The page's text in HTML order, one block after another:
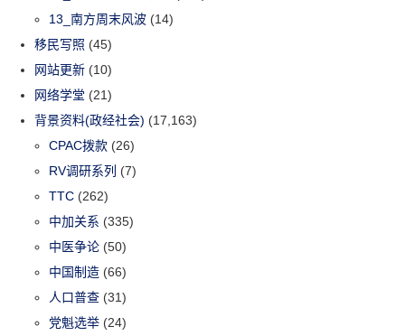
13_南方周末风波 (14)
移民写照 (45)
网站更新 (10)
网络学堂 (21)
背景资料(政经社会) (17,163)
CPAC拨款 (26)
RV调研系列 (7)
TTC (262)
中加关系 (335)
中医争论 (50)
中国制造 (66)
人口普查 (31)
党魁选举 (24)